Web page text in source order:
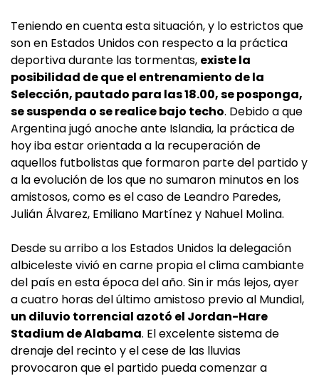
Teniendo en cuenta esta situación, y lo estrictos que
son en Estados Unidos con respecto a la práctica
deportiva durante las tormentas, existe la
posibilidad de que el entrenamiento de la
Selección, pautado para las 18.00, se posponga,
se suspenda o se realice bajo techo. Debido a que
Argentina jugó anoche ante Islandia, la práctica de
hoy iba estar orientada a la recuperación de
aquellos futbolistas que formaron parte del partido y
a la evolución de los que no sumaron minutos en los
amistosos, como es el caso de Leandro Paredes,
Julián Álvarez, Emiliano Martínez y Nahuel Molina.
Desde su arribo a los Estados Unidos la delegación
albiceleste vivió en carne propia el clima cambiante
del país en esta época del año. Sin ir más lejos, ayer
a cuatro horas del último amistoso previo al Mundial,
un diluvio torrencial azotó el Jordan-Hare
Stadium de Alabama. El excelente sistema de
drenaje del recinto y el cese de las lluvias
provocaron que el partido pueda comenzar a